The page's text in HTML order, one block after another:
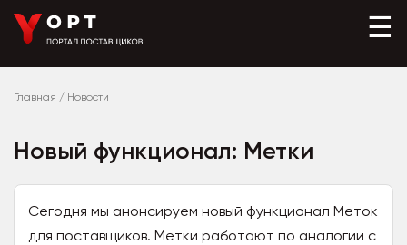
☰
Главная / Новости
Новый функционал: Метки
Сегодня мы анонсируем новый функционал Меток
для поставщиков. Метки работают по аналогии с